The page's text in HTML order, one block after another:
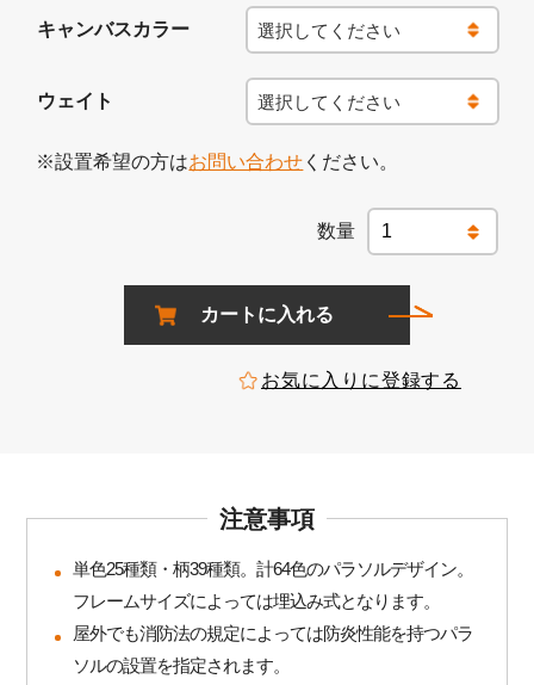
キャンバスカラー
ウェイト
※設置希望の方はお問い合わせ ください。
お気に入りに登録する
カートに入れる
注意事項
単色25種類・柄39種類。計64色のパラソルデザイン。
フレームサイズによっては埋込み式となります。
屋外でも消防法の規定によっては防炎性能を持つパラ
ソルの設置を指定されます。